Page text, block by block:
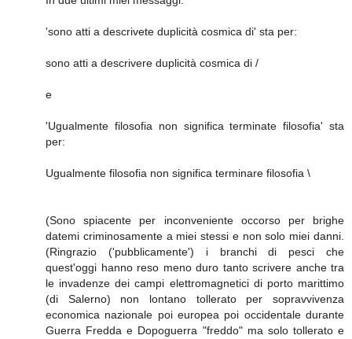
'sono atti a descrivete duplicità cosmica di' sta per:
sono atti a descrivere duplicità cosmica di /
e
'Ugualmente filosofia non significa terminate filosofia' sta
per:
Ugualmente filosofia non significa terminare filosofia \
(Sono spiacente per inconveniente occorso per brighe
datemi criminosamente a miei stessi e non solo miei danni.
(Ringrazio ('pubblicamente') i branchi di pesci che
quest'oggi hanno reso meno duro tanto scrivere anche tra
le invadenze dei campi elettromagnetici di porto marittimo
(di Salerno) non lontano tollerato per sopravvivenza
economica nazionale poi europea poi occidentale durante
Guerra Fredda e Dopoguerra "freddo" ma solo tollerato e